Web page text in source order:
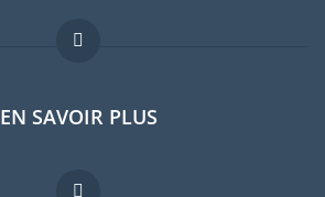
Forum expatriés
Guides pays
Offres d'emploi
EN SAVOIR PLUS